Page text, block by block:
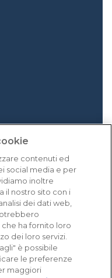
contenuti ed
social media e per
inoltre
il nostro sito con i
dei dati web,
ha fornito loro
dei loro servizi.
è possibile
le preferenze
maggiori